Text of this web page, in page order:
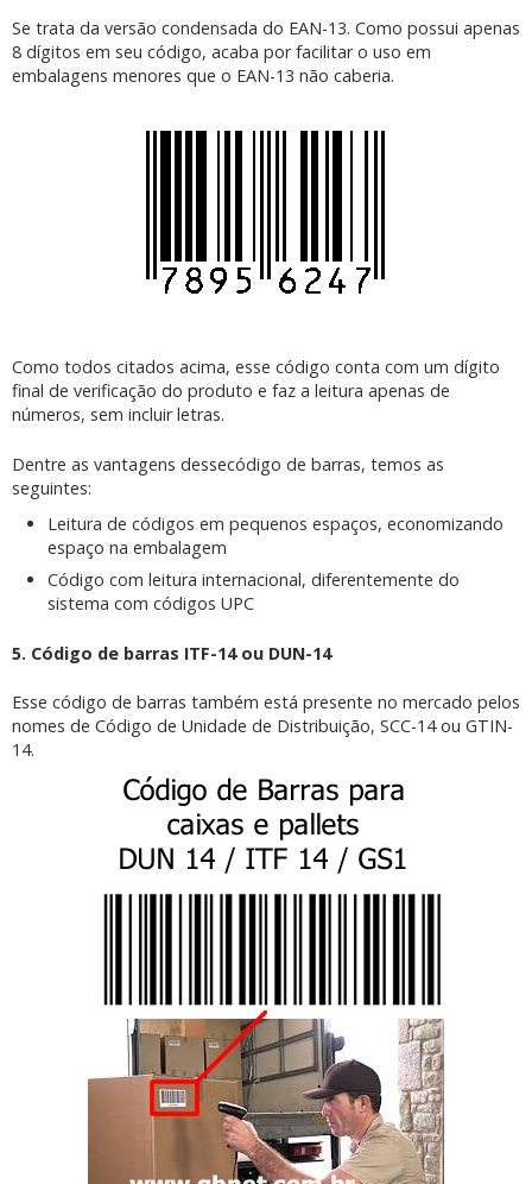
Se trata da versão condensada do EAN-13. Como possui apenas
8 dígitos em seu código, acaba por facilitar o uso em
embalagens menores que o EAN-13 não caberia.
Como todos citados acima, esse código conta com um dígito
final de verificação do produto e faz a leitura apenas de
números, sem incluir letras.
Dentre as vantagens dessecódigo de barras, temos as
seguintes:
Leitura de códigos em pequenos espaços, economizando
espaço na embalagem
Código com leitura internacional, diferentemente do
sistema com códigos UPC
5. Código de barras ITF-14 ou DUN-14
Esse código de barras também está presente no mercado pelos
nomes de Código de Unidade de Distribuição, SCC-14 ou GTIN-
14.